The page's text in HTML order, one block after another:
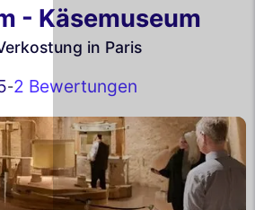
- Käsemuseum
in Paris
-2 Bewertungen